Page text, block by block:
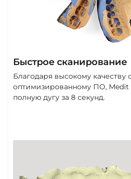
Быстрое сканирование
Благодаря высокому качеству
оптимизированному ПО, Medit
полную дугу за 8 секунд.